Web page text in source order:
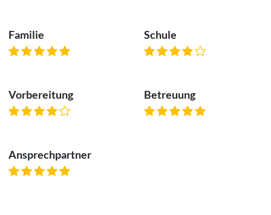
Familie Schule
Vorbereitung Betreuung
Ansprechpartner